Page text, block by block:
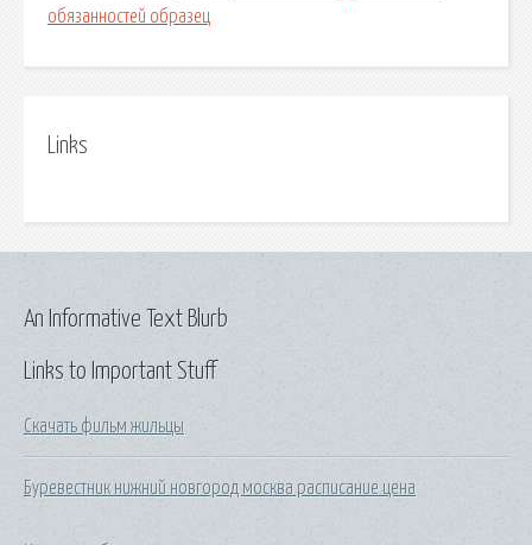
обязанностей образец
Links
Links to Important Stuff
Скачать фильм жильцы
Буревестник нижний новгород москва расписание цена
An Informative Text Blurb